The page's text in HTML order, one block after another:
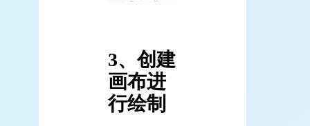
3、创建
画布进
行绘制